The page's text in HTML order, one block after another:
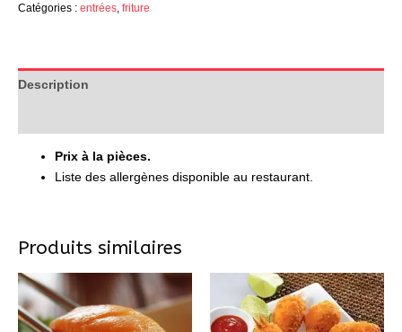
Catégories : entrées, friture
Description
Prix à la pièces.
Liste des allergènes disponible au restaurant.
Produits similaires